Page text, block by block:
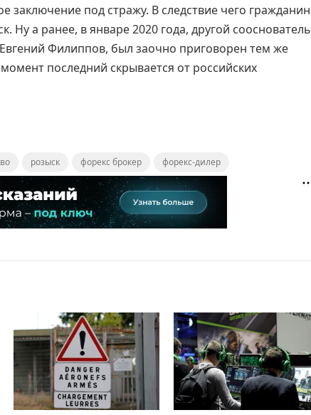
заключение под стражу. В следствие чего гражданин
а ранее, в январе 2020 года, другой сооснователь
Филиппов, был заочно приговорен тем же
последний скрывается от российских
розыск форекс брокер форекс-дилер